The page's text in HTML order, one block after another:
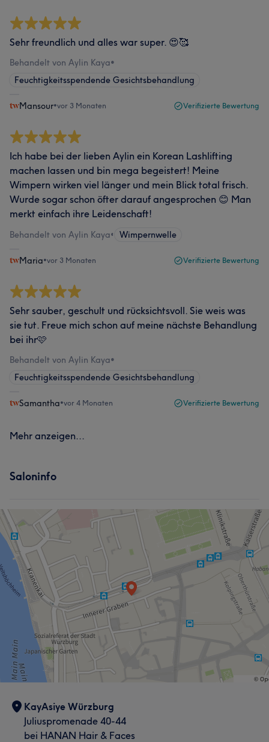
Sehr freundlich und alles war super. 😍🥰
Behandelt von Aylin Kaya•
Feuchtigkeitsspendende Gesichtsbehandlung
Mansour•vor 3 Monaten Verifizierte Bewertung
Ich habe bei der lieben Aylin ein Korean Lashlifting
machen lassen und bin mega begeistert! Meine
Wimpern wirken viel länger und mein Blick total frisch.
Wurde sogar schon öfter darauf angesprochen 😊 Man
merkt einfach ihre Leidenschaft!
Behandelt von Aylin Kaya• Wimpernwelle
Maria•vor 3 Monaten Verifizierte Bewertung
Sehr sauber, geschult und rücksichtsvoll. Sie weis was
sie tut. Freue mich schon auf meine nächste Behandlung
bei ihr🩷
Behandelt von Aylin Kaya•
Feuchtigkeitsspendende Gesichtsbehandlung
Samantha•vor 4 Monaten Verifizierte Bewertung
Mehr anzeigen...
Saloninfo
KayAsiye Würzburg
Juliuspromenade 40-44
bei HANAN Hair & Faces